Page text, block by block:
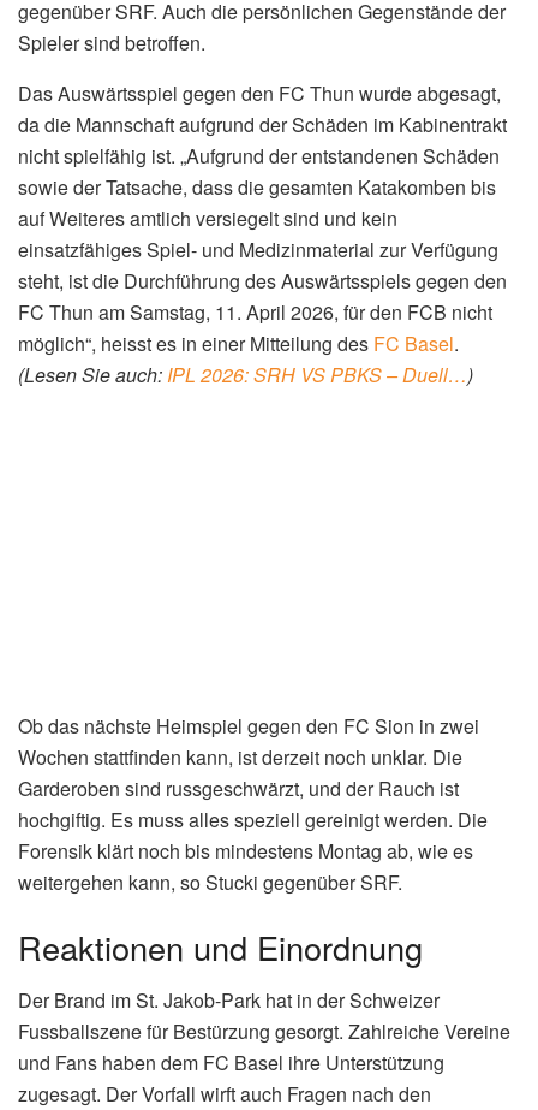
gegenüber SRF. Auch die persönlichen Gegenstände der
Spieler sind betroffen.
Das Auswärtsspiel gegen den FC Thun wurde abgesagt,
da die Mannschaft aufgrund der Schäden im Kabinentrakt
nicht spielfähig ist. „Aufgrund der entstandenen Schäden
sowie der Tatsache, dass die gesamten Katakomben bis
auf Weiteres amtlich versiegelt sind und kein
einsatzfähiges Spiel- und Medizinmaterial zur Verfügung
steht, ist die Durchführung des Auswärtsspiels gegen den
FC Thun am Samstag, 11. April 2026, für den FCB nicht
möglich“, heisst es in einer Mitteilung des FC Basel.
(Lesen Sie auch: IPL 2026: SRH VS PBKS – Duell…)
Ob das nächste Heimspiel gegen den FC Sion in zwei
Wochen stattfinden kann, ist derzeit noch unklar. Die
Garderoben sind russgeschwärzt, und der Rauch ist
hochgiftig. Es muss alles speziell gereinigt werden. Die
Forensik klärt noch bis mindestens Montag ab, wie es
weitergehen kann, so Stucki gegenüber SRF.
Reaktionen und Einordnung
Der Brand im St. Jakob-Park hat in der Schweizer
Fussballszene für Bestürzung gesorgt. Zahlreiche Vereine
und Fans haben dem FC Basel ihre Unterstützung
zugesagt. Der Vorfall wirft auch Fragen nach den